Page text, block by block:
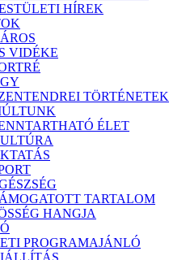
HÍREK
VIDÉKE
TÖRTÉNETEK
ÉLET
TARTALOM
HANGJA
PROGRAMAJÁNLÓ